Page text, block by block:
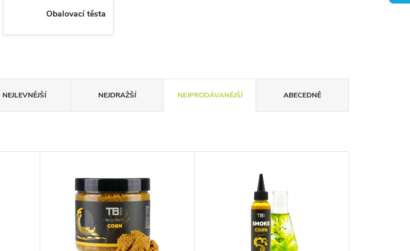
Obalovací těsta
NEJLEVNĚJŠÍ NEJDRAŽŠÍ NEJPRODÁVANĚJŠÍ ABECEDNĚ